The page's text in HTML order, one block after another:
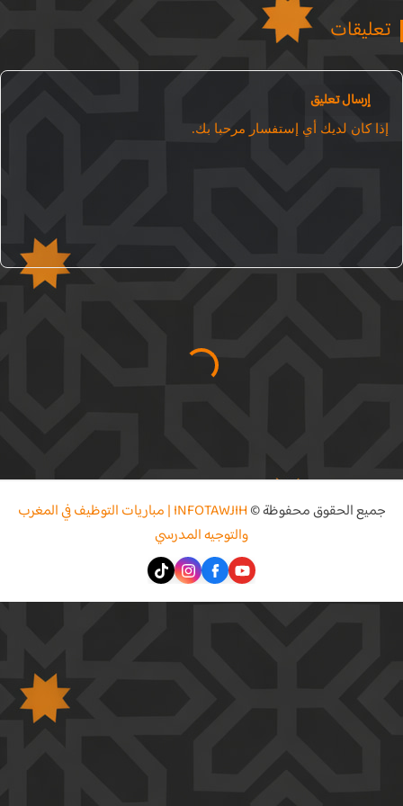
إرسال تعليق
كان لديك أي إستفسار مرحبا بك.
جميع الحقوق محفوظة ©
INFOTAWJIH | مباريات التوظيف في المغرب
والتوجيه المدرسي